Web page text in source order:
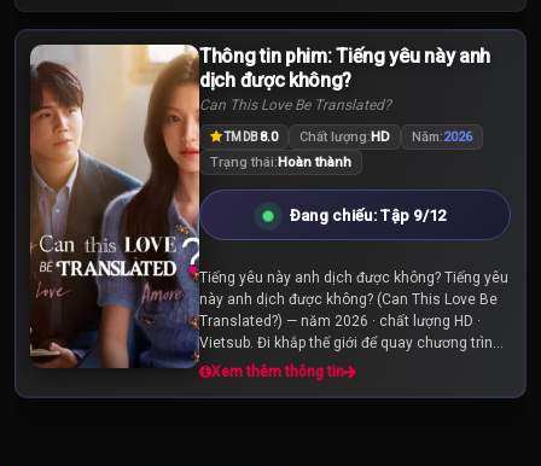
Thông tin phim: Tiếng yêu này anh
dịch được không?
Can This Love Be Translated?
TMDB8.0 Chất lượng:HD Năm:2026
Trạng thái:Hoàn thành
Đang chiếu: Tập 9/12
Tiếng yêu này anh dịch được không? Tiếng yêu
này anh dịch được không? (Can This Love Be
Translated?) — năm 2026 · chất lượng HD ·
Vietsub. Đi khắp thế giới để quay chương trình
truyền hình, cảm xúc của một người nổi tiếng
và phiên dịch viên của...
Xem thêm thông tin